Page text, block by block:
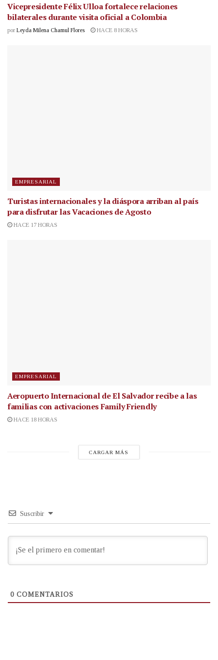
Vicepresidente Félix Ulloa fortalece relaciones
bilaterales durante visita oficial a Colombia
por Leyda Milena Chamul Flores HACE 8 HORAS
EMPRESARIAL
Turistas internacionales y la diáspora arriban al país
para disfrutar las Vacaciones de Agosto
HACE 17 HORAS
EMPRESARIAL
Aeropuerto Internacional de El Salvador recibe a las
familias con activaciones Family Friendly
HACE 18 HORAS
CARGAR MÁS
Suscribir
0 COMENTARIOS